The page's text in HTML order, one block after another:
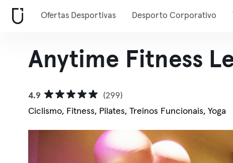
Ofertas Desportivas Desporto Corporativo
Anytime Fitness
4.9
(299)
Ciclismo, Fitness, Pilates, Treinos Funcionais, Yoga